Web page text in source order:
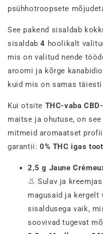
psühhotroopsete
See pakend sisaldab
sisaldab4 hoolikalt
mis on valitud nende
aroomi ja kõrge
kuid mis on samas täiesti
Kui otsite THC-vaba
maitse ja ohutuse, on
mitmeid aromaatset
garantii: 0% THC igas
2,5 g Jaune
👃 Sulav ja
magusaid ja kergelt
sisaldusega vaik,
soovivad tugevat